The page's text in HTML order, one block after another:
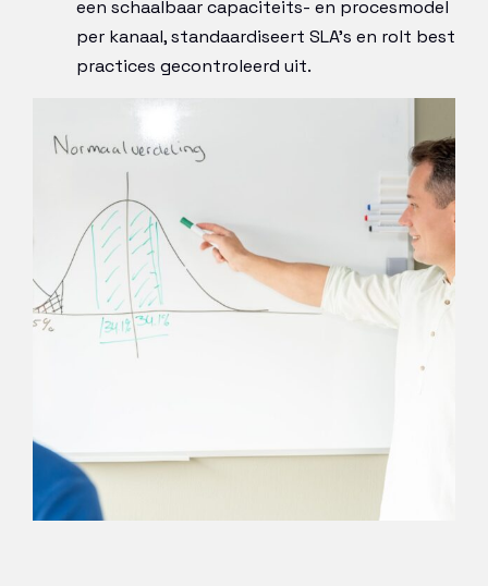
een schaalbaar capaciteits- en procesmodel
per kanaal, standaardiseert SLA’s en rolt best
practices gecontroleerd uit.